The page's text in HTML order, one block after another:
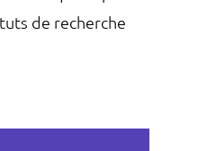
de recherche